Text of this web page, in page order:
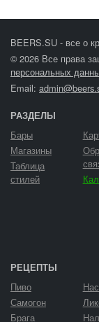
BEERS.SU - все о
© 2026 Все права
персональных
Email:
РАЗДЕЛЫ
Бары
Магазины
Таблица
стилей
РЕЦЕПТЫ
Пиво
Самогон
Брага